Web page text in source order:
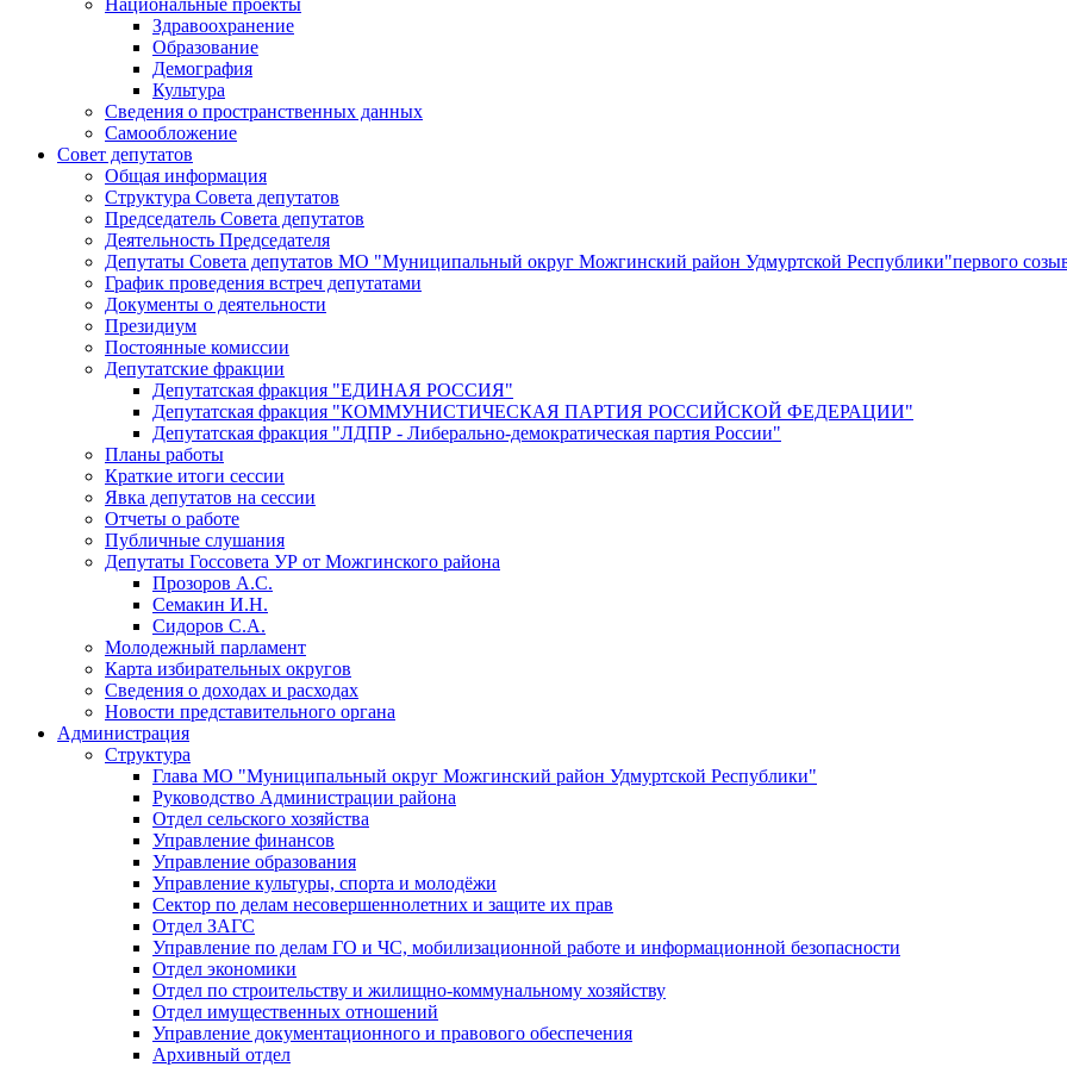
Здравоохранение
Образование
Демография
Культура
Сведения о пространственных данных
Самообложение
Совет депутатов
Общая информация
Структура Совета депутатов
Председатель Совета депутатов
Деятельность Председателя
Депутаты Совета депутатов МО "Муниципальный округ Можгинский район Удмуртской Республики"первого
График проведения встреч депутатами
Документы о деятельности
Президиум
Постоянные комиссии
Депутатские фракции
Депутатская фракция "ЕДИНАЯ РОССИЯ"
Депутатская фракция "КОММУНИСТИЧЕСКАЯ ПАРТИЯ РОССИЙСКОЙ ФЕДЕРАЦИИ"
Депутатская фракция "ЛДПР - Либерально-демократическая партия России"
Планы работы
Краткие итоги сессии
Явка депутатов на сессии
Отчеты о работе
Публичные слушания
Депутаты Госсовета УР от Можгинского района
Прозоров А.С.
Семакин И.Н.
Сидоров С.А.
Молодежный парламент
Карта избирательных округов
Сведения о доходах и расходах
Новости представительного органа
Администрация
Структура
Глава МО "Муниципальный округ Можгинский район Удмуртской Республики"
Руководство Администрации района
Отдел сельского хозяйства
Управление финансов
Управление образования
Управление культуры, спорта и молодёжи
Сектор по делам несовершеннолетних и защите их прав
Отдел ЗАГС
Управление по делам ГО и ЧС, мобилизационной работе и информационной безопасности
Отдел экономики
Отдел по строительству и жилищно-коммунальному хозяйству
Отдел имущественных отношений
Управление документационного и правового обеспечения
Архивный отдел